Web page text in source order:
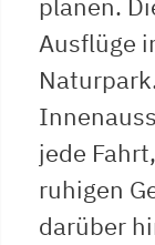
planen.
Ausflüge
jede
ruhigen
darüber